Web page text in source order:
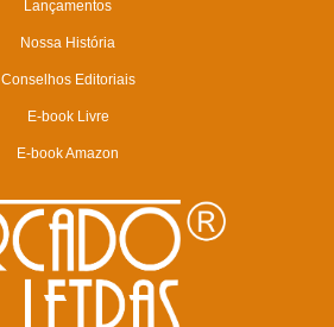
Lançamentos
Nossa História
Conselhos Editoriais
E-book Livre
E-book Amazon